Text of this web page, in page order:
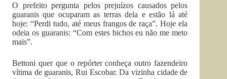
O prefeito pergunta pelos prejuízos causados pelos
guaranis que ocuparam as terras dela e estão lá até
hoje: “Perdi tudo, até meus frangos de raça”. Hoje ela
odeia os guaranis: “Com estes bichos eu não me meto
mais”.
Bettoni quer que o repórter conheça outro fazendeiro
vítima de guaranis, Rui Escobar. Da vizinha cidade de